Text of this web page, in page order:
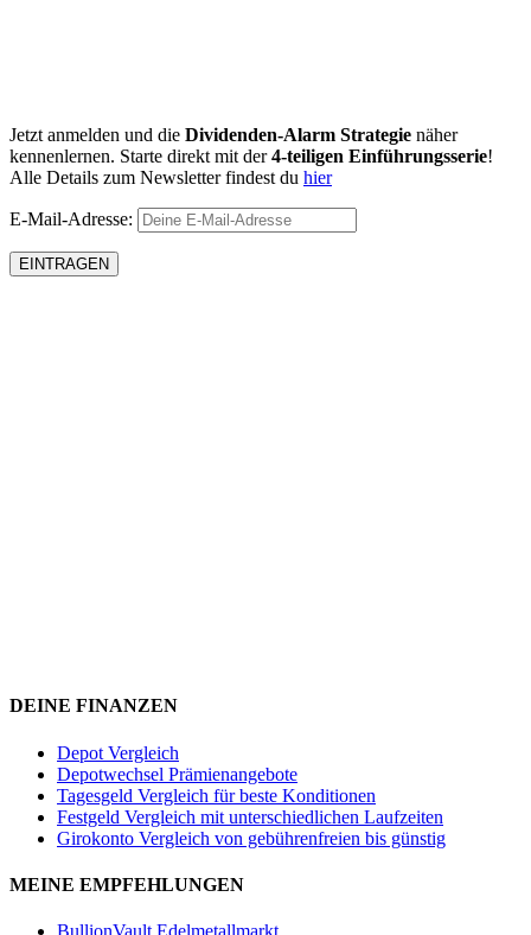
Jetzt anmelden und die Dividenden-Alarm Strategie näher
kennenlernen. Starte direkt mit der4-teiligen Einführungsserie!
Alle Details zum Newsletter findest du hier
E-Mail-Adresse:
DEINE FINANZEN
Depot Vergleich
Depotwechsel Prämienangebote
Tagesgeld Vergleich für beste Konditionen
Festgeld Vergleich mit unterschiedlichen Laufzeiten
Girokonto Vergleich von gebührenfreien bis günstig
MEINE EMPFEHLUNGEN
BullionVault Edelmetallmarkt